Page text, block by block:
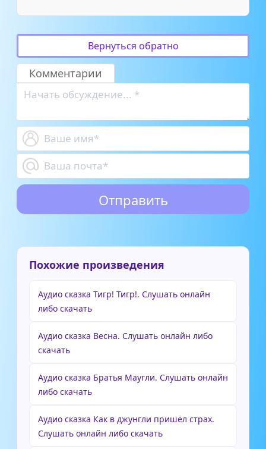
Вернуться обратно
Комментарии
Похожие произведения
Аудио сказка Тигр! Тигр!. Слушать онлайн
либо скачать
Аудио сказка Весна. Слушать онлайн либо
скачать
Аудио сказка Братья Маугли. Слушать онлайн
либо скачать
Аудио сказка Как в джунгли пришёл страх.
Слушать онлайн либо скачать